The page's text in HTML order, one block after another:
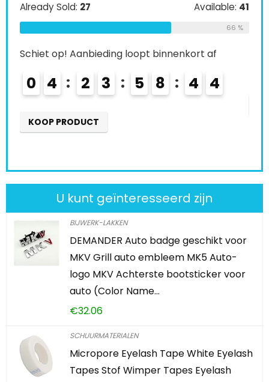
Already Sold: 27 Available: 41
66 %
Schiet op! Aanbieding loopt binnenkort af
0 4 2 3 5 8 4 3
KOOP PRODUCT
U kunt geïnteresseerd zijn
BIJWERK-LAKKEN
DEMANDER Auto badge geschikt voor
MKV Grill auto embleem MK5 Auto-
logo MKV Achterste bootsticker voor
auto (Color Name…
€32.06
SCHUURMATERIALEN
Micropore Eyelash Tape White Eyelash
Tapes Stof Wimper Tapes Eyelash